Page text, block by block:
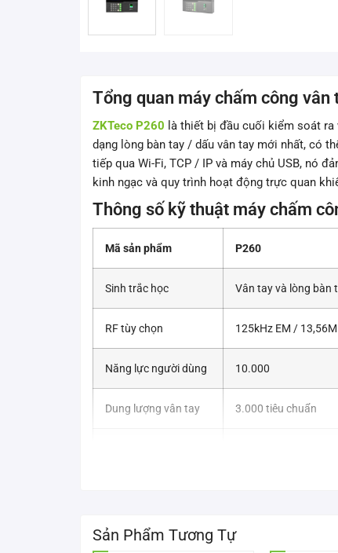
Tổng quan máy chấm công
ZKTeco P260 là thiết bị đầu cuối kiểm soát
dạng lòng bàn tay / dấu vân tay mới nhất, có
tiếp qua Wi-Fi, TCP / IP và máy chủ USB, nó
kinh ngạc và quy trình hoạt động trực quan
Thông số kỹ thuật máy chấm
Mã sản phẩm P260
Sinh trắc học Vân tay và lòng bàn
RF tùy chọn 125kHz EM /
Năng lực người dùng 10.000
Dung lượng vân tay 3.000 tiêu chuẩn
Wifi
Sản Phẩm Tương Tự